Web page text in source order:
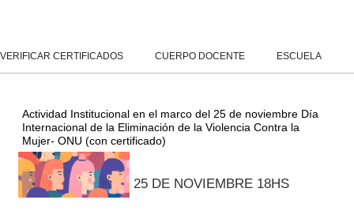
VERIFICAR CERTIFICADOS CUERPO DOCENTE ESCUELA
Actividad Institucional en el marco del 25 de noviembre Día
Internacional de la Eliminación de la Violencia Contra la
Mujer- ONU (con certificado)
25 DE NOVIEMBRE 18HS